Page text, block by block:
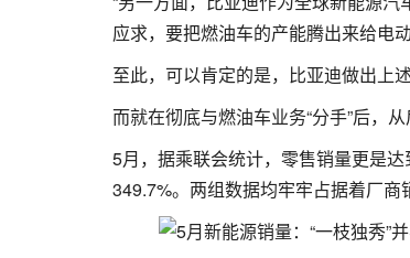
应求，要把燃油车的产能腾出来给电
至此，可以肯定的是，比亚迪做出上
而就在彻底与燃油车业务“分手”后，
5月，据乘联会统计，零售销量更是
349.7%。两组数据均牢牢占据着厂商